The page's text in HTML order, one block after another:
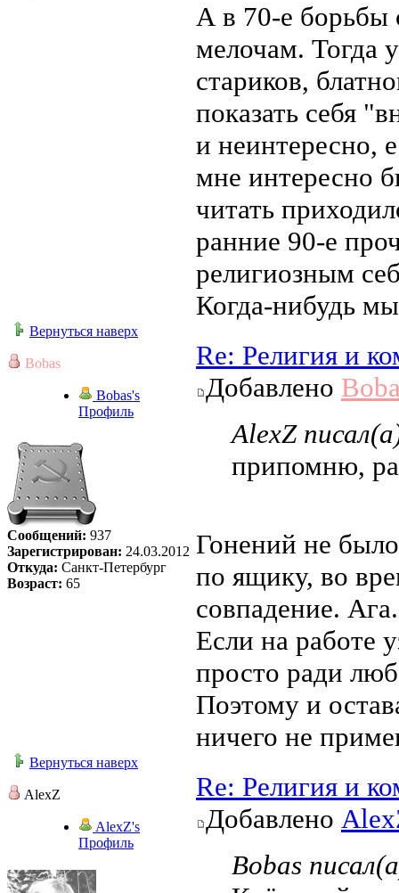
А в 70-е борьбы
мелочам. Тогда
стариков,
показать себя
и неинтересно,
мне интересно
читать
ранние 90-е
религиозным
Когда-нибудь
Вернуться наверх
Bobas
Bobas's
Профиль
Сообщений: 937
Зарегистрирован: 24.03.2012
Откуда: Санкт-Петербург
Возраст: 65
Re: Религия и
Добавлено
AlexZ
припомню,
Гонений не
по ящику, во
совпадение. Ага.
Если на работе
просто ради
Поэтому и
ничего не
Вернуться наверх
AlexZ
AlexZ's
Профиль
Re: Религия и
Добавлено
Bobas